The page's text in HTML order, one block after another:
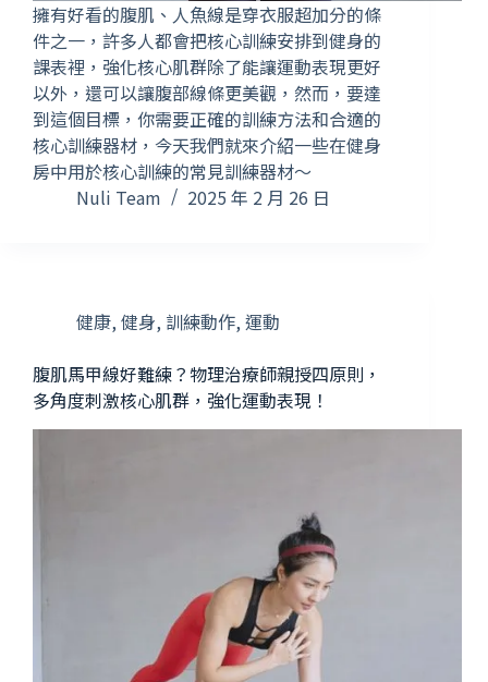
擁有好看的腹肌、人魚線是穿衣服超加分的條
件之一，許多人都會把核心訓練安排到健身的
課表裡，強化核心肌群除了能讓運動表現更好
以外，還可以讓腹部線條更美觀，然而，要達
到這個目標，你需要正確的訓練方法和合適的
核心訓練器材，今天我們就來介紹一些在健身
房中用於核心訓練的常見訓練器材～
Nuli Team
2025 年 2 月 26 日
健康, 健身, 訓練動作, 運動
腹肌馬甲線好難練？物理治療師親授四原則，
多角度刺激核心肌群，強化運動表現！